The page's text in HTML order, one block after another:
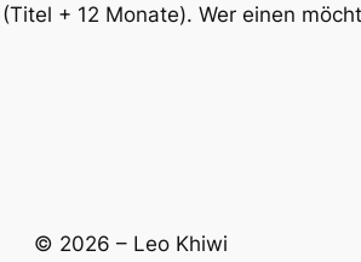
+ 12 Monate). Wer einen
© 2026 – Leo Khiwi